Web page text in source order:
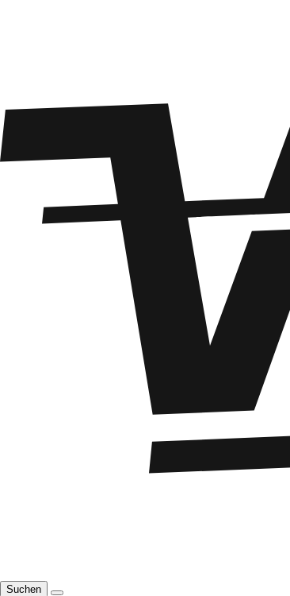
Suchen